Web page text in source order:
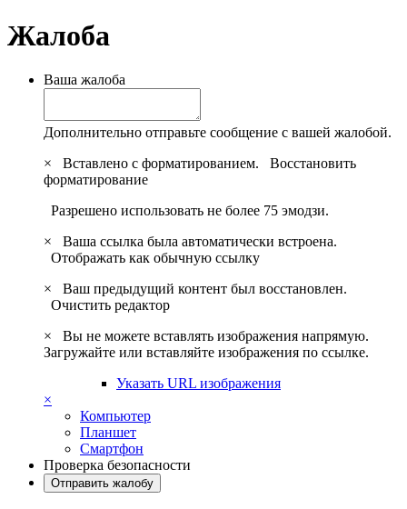
Жалоба
Ваша жалоба
Дополнительно отправьте сообщение с вашей жалобой.
×
Вставлено с форматированием. Восстановить
форматирование
Разрешено использовать не более 75 эмодзи.
×
Ваша ссылка была автоматически встроена.
Отображать как обычную ссылку
×
Ваш предыдущий контент был восстановлен.
Очистить редактор
×
Вы не можете вставлять изображения напрямую.
Загружайте или вставляйте изображения по ссылке.
Указать URL изображения
×
Компьютер
Планшет
Смартфон
Проверка безопасности
Отправить жалобу